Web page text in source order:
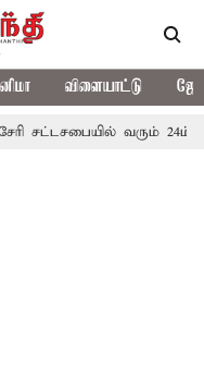
விளையாட்டு
வரும் 24ம் தேதி